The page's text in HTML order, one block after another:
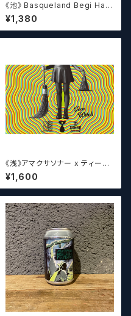
《池》 Basqueland Begi Hau
ndi ベヒ アウンディ
¥1,380
《浅》アマクサソナー x ティーン
エイジ x ウィッチクラフト / Am
akusa sonar x Teenage Br
ewing ×WITCH CRAFT Tee
ズ】
¥1,600